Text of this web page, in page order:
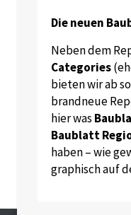
Die neuen
Neben dem
Categories
bieten wir ab
brandneue
hier was
Baublatt
haben – wie
graphisch auf